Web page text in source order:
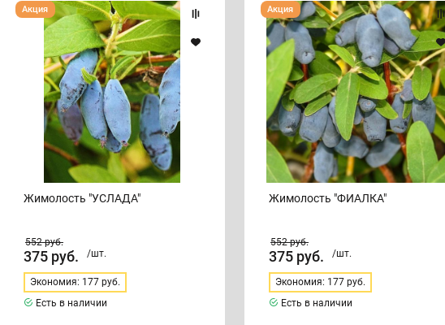
Жимолость
"УСЛАДА"
Жимолость "УСЛАДА"
Акция
552руб.
375 руб. /шт.
Экономия: 177 руб.
Есть в наличии
Жимолость
"ФИАЛКА"
Жимолость "ФИАЛКА"
Акция
552руб.
375 руб. /шт.
Экономия: 177 руб.
Есть в наличии